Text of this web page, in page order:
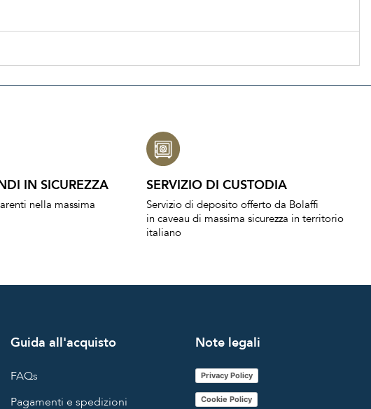
IN SICUREZZA
nella massima
SERVIZIO DI CUSTODIA
Servizio di deposito offerto da Bolaffi
in caveau di massima sicurezza in territorio
italiano
Guida all'acquisto
FAQs
Pagamenti e spedizioni
Note legali
Privacy Policy
Cookie Policy